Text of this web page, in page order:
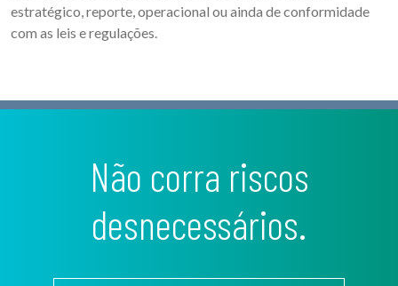
estratégico, reporte, operacional ou ainda de conformidade
com as leis e regulações.
Não corra riscos
desnecessários.